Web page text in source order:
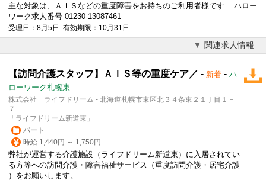
主な対象は、ＡｌＳなどの重度障害をお持ちのご利用者様です... ハロー
ワーク求人番号 01230-13087461
受理日：8月5日 有効期限：10月31日
関連求人情報
【訪問介護スタッフ】ＡｌＳ等の重度ケア／ - 新着 - ハ
ローワーク札幌東
株式会社 ライフドリーム - 北海道札幌市東区北３４条東２１丁目１－
７
「ライフドリーム新道東」
パート
時給 1,440円 ～ 1,750円
弊社が運営する介護施設（ライフドリーム新道東）に入居されてい
る方等への訪問介護・ 障害福祉サービス（重度訪問介護・居宅介護
）をお願いします。